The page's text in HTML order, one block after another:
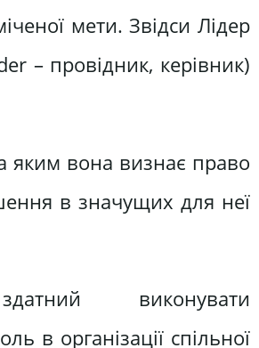
мети. Звідси Лідер
– провідник, керівник)
яким вона визнає право
в значущих для неї
виконувати
в організації спільної